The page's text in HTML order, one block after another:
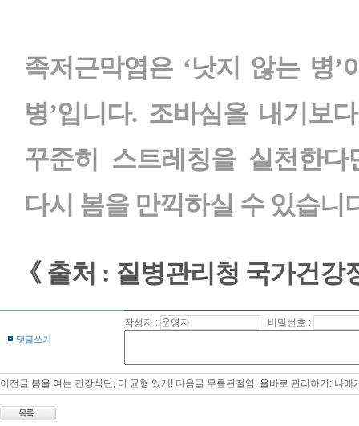
족저근막염은 ‘낫지 않는 병’
병’입니다. 조바심을 내기보
꾸준히 스트레칭을 실천한
다시 봄을 만끽하실 수 있습니
《 출처 : 질병관리청 국가건
댓글쓰기
작성자 : 비밀번호 :
이전글 봄을 여는 건강식단, 더 균형 있게! 다음글 무릎관절염, 올바로 관리하기: 나에